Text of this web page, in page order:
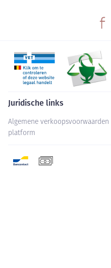
Juridische links
Algemene verkoopsvoorwaarden
platform